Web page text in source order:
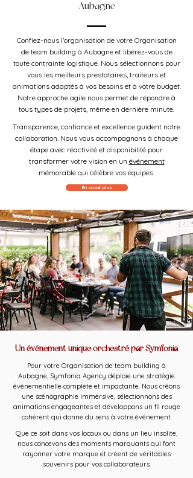
Aubagne
Confiez-nous l'organisation de votre Organisation
de team building à Aubagne et libérez-vous de
toute contrainte logistique. Nous sélectionnons pour
vous les meilleurs prestataires, traiteurs et
animations adaptés à vos besoins et à votre budget.
Notre approche agile nous permet de répondre à
tous types de projets, même en dernière minute.
Transparence, confiance et excellence guident notre
collaboration. Nous vous accompagnons à chaque
étape avec réactivité et disponibilité pour
transformer votre vision en un événement
mémorable qui célèbre vos équipes.
En savoir plus
Un événement unique orchestré par Symfonia
Pour votre Organisation de team building à
Aubagne, Symfonia Agency déploie une stratégie
événementielle complète et impactante. Nous créons
une scénographie immersive, sélectionnons des
animations engageantes et développons un fil rouge
cohérent qui donne du sens à votre événement.
Que ce soit dans vos locaux ou dans un lieu insolite,
nous concevons des moments marquants qui font
rayonner votre marque et créent de véritables
souvenirs pour vos collaborateurs.